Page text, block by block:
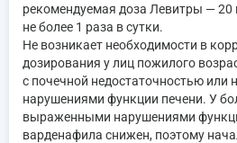
рекомендуемая доза Левитры — 20
не более 1 раза в сутки.
Не возникает необходимости в
дозирования у лиц пожилого
с почечной недостаточностью или
нарушениями функции печени. У
выраженными нарушениями
варденафила снижен, поэтому